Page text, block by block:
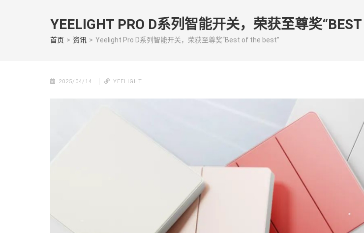
YEELIGHT PRO D系列智能开关，荣获至尊奖“BEST
首页 > 资讯 > Yeelight Pro D系列智能开关，荣获至尊奖“Best of the best”
2025/04/14 YEELIGHT